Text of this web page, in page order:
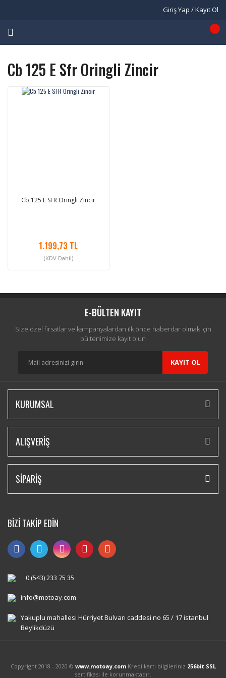
Giriş Yap / Kayıt Ol
Cb 125 E Sfr Oringli Zincir
Cb 125 E SFR Oringli Zincir
1.199,73 TL
(KDV Dahil)
E-BÜLTEN KAYIT
Size özel fırsatlar ve kampanyalardan ilk önce haberdar olmak için
bültenimize kayıt olun
KAYIT OL
KURUMSAL
ALIŞVERİŞ
SİPARİŞ
BİZİ TAKİP EDİN
0 (543) 233 75 35
info@motoay.com
Yakuplu mahallesi Hürriyet Bulvarı caddesi no 65 / 17 istanbul
Beylikdüzü
Copyright 2018 - 2020 © www.motoay.comKredi kartı bilgileriniz 256bit SSL
sertifikası ile korunmaktadır.